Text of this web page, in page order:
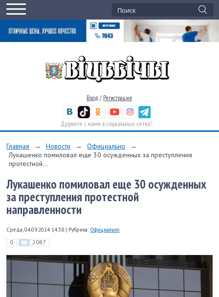
Вход / Регистрация
Дружите с нами в социальных сетях!
Главная → Новости → Официально
→
Лукашенко помиловал еще 30 осужденных за преступления
протестной...
Лукашенко помиловал еще 30 осужденных
за преступления протестной
направленности
Среда, 04.09.2024 14:38 | Рубрика: Официально
0 2087